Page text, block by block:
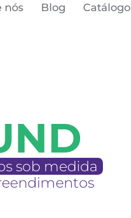
nós Blog Catálogo
sob medida